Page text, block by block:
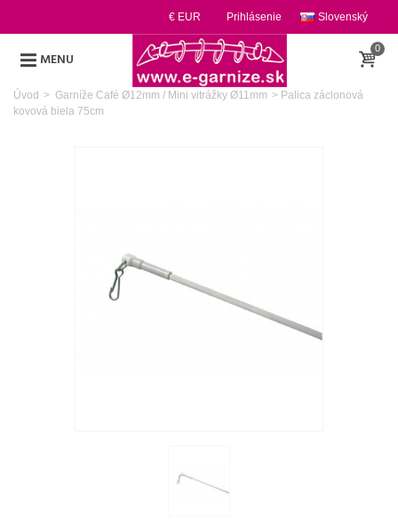
Slovenský
Prihlásenie
€ EUR
MENU
0
Úvod > Garníže Café Ø12mm / Mini vitrážky Ø11mm > Palica záclonová
kovová biela 75cm